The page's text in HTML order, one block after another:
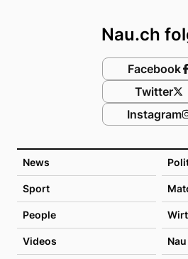
News
Sport
People
Videos
Nau.ch
Facebook
Twitter
Instagram